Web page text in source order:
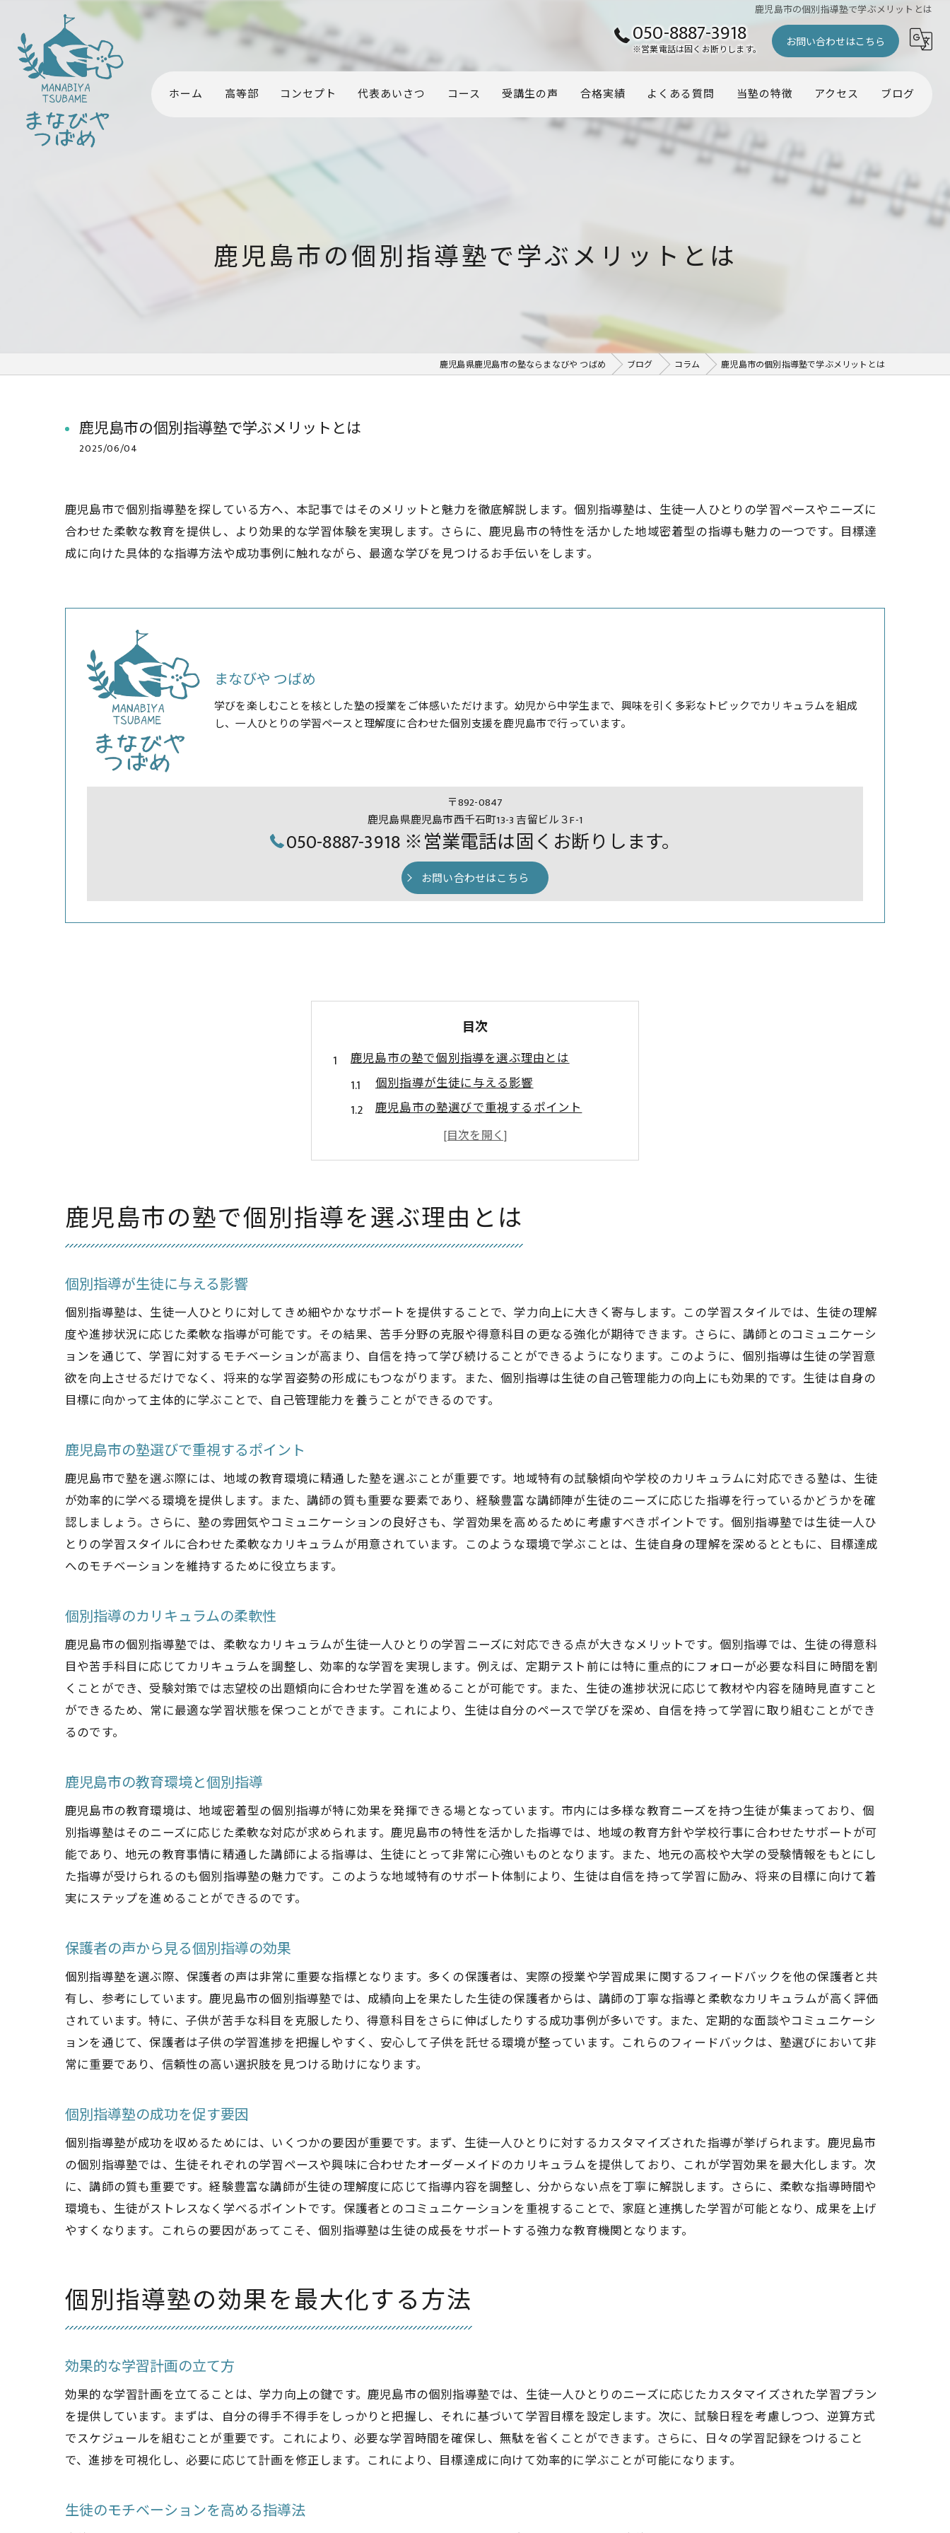
鹿児島市の個別指導塾で学ぶメリットとは
050-8887-3918
※営業電話は固くお断りします。 お問い合わせはこちら
ホーム 高等部 コンセプト 代表あいさつ コース 受講生の声 合格実績 よくある質問 当塾の特徴
幼児
小学生
アクセス ブログ
鹿児島市の個別指導塾で学ぶメリットとは
鹿児島県鹿児島市の塾ならまなびや つばめ ブログ コラム 鹿児島市の個別指導塾で学ぶメリットとは
鹿児島市の個別指導塾で学ぶメリットとは
2025/06/04
鹿児島市で個別指導塾を探している方へ、本記事ではそのメリットと魅力を徹底解説します。個別指導塾は、生徒一人ひとりの学習ペースやニーズに
合わせた柔軟な教育を提供し、より効果的な学習体験を実現します。さらに、鹿児島市の特性を活かした地域密着型の指導も魅力の一つです。目標達
成に向けた具体的な指導方法や成功事例に触れながら、最適な学びを見つけるお手伝いをします。
まなびや つばめ
学びを楽しむことを核とした塾の授業をご体感いただけます。幼児から中学生まで、興味を引く多彩なトピックでカリキュラムを組成
し、一人ひとりの学習ペースと理解度に合わせた個別支援を鹿児島市で行っています。
〒892-0847
鹿児島県鹿児島市西千石町13-3 吉留ビル３F-1
050-8887-3918 ※営業電話は固くお断りします。
お問い合わせはこちら
目次
鹿児島市の塾で個別指導を選ぶ理由とは
個別指導が生徒に与える影響
鹿児島市の塾選びで重視するポイント
個別指導のカリキュラムの柔軟性
鹿児島市の教育環境と個別指導
個別指導塾の成功を促す要因
個別指導塾の効果を最大化する方法
個別指導での目標設定の重要性
フィードバックの活用方法
鹿児島市の地域特性を活かした指導
保護者との連携による学習支援
鹿児島市の特色を活かした塾の魅力
地域イベントと連携した学習体験
地元文化を取り入れた授業
地域の教育資源との連携
鹿児島市の教育方針と個別指導
苦手分野克服のためのサポート
学習スタイルに合わせた指導
個別指導で育む自主学習能力
鹿児島市の教育トレンド
生徒中心の学びを促進する方法
コンテンツの質と充実度
講師の質が影響する個別指導
目標達成に繋がる個別指導の進め方
成功を支える家庭学習の工夫
講師と生徒の信頼関係の重要性
鹿児島市の特性を活かした成功事例
生徒の成長を見守るサポート体制
地域社会との連携の利点
地元情報を活かした学習サポート
コミュニティとの交流がもたらす効果
地域密着型塾が提供する安心感
個別指導による成績向上の実例
個別指導塾での成績管理の手法
鹿児島市の教育資源を活用した学力向上
鹿児島市の塾で個別指導を選ぶ理由とは
個別指導が生徒に与える影響
個別指導塾は、生徒一人ひとりに対してきめ細やかなサポートを提供することで、学力向上に大きく寄与します。この学習スタイルでは、生徒の理解
度や進捗状況に応じた柔軟な指導が可能です。その結果、苦手分野の克服や得意科目の更なる強化が期待できます。さらに、講師とのコミュニケーシ
ョンを通じて、学習に対するモチベーションが高まり、自信を持って学び続けることができるようになります。このように、個別指導は生徒の学習意
欲を向上させるだけでなく、将来的な学習姿勢の形成にもつながります。また、個別指導は生徒の自己管理能力の向上にも効果的です。生徒は自身の
目標に向かって主体的に学ぶことで、自己管理能力を養うことができるのです。
鹿児島市の塾選びで重視するポイント
鹿児島市で塾を選ぶ際には、地域の教育環境に精通した塾を選ぶことが重要です。地域特有の試験傾向や学校のカリキュラムに対応できる塾は、生徒
が効率的に学べる環境を提供します。また、講師の質も重要な要素であり、経験豊富な講師陣が生徒のニーズに応じた指導を行っているかどうかを確
認しましょう。さらに、塾の雰囲気やコミュニケーションの良好さも、学習効果を高めるために考慮すべきポイントです。個別指導塾では生徒一人ひ
とりの学習スタイルに合わせた柔軟なカリキュラムが用意されています。このような環境で学ぶことは、生徒自身の理解を深めるとともに、目標達成
へのモチベーションを維持するために役立ちます。
個別指導のカリキュラムの柔軟性
鹿児島市の個別指導塾では、柔軟なカリキュラムが生徒一人ひとりの学習ニーズに対応できる点が大きなメリットです。個別指導では、生徒の得意科
目や苦手科目に応じてカリキュラムを調整し、効率的な学習を実現します。例えば、定期テスト前には特に重点的にフォローが必要な科目に時間を割
くことができ、受験対策では志望校の出題傾向に合わせた学習を進めることが可能です。また、生徒の進捗状況に応じて教材や内容を随時見直すこと
ができるため、常に最適な学習状態を保つことができます。これにより、生徒は自分のペースで学びを深め、自信を持って学習に取り組むことができ
るのです。
鹿児島市の教育環境と個別指導
鹿児島市の教育環境は、地域密着型の個別指導が特に効果を発揮できる場となっています。市内には多様な教育ニーズを持つ生徒が集まっており、個
別指導塾はそのニーズに応じた柔軟な対応が求められます。鹿児島市の特性を活かした指導では、地域の教育方針や学校行事に合わせたサポートが可
能であり、地元の教育事情に精通した講師による指導は、生徒にとって非常に心強いものとなります。また、地元の高校や大学の受験情報をもとにし
た指導が受けられるのも個別指導塾の魅力です。このような地域特有のサポート体制により、生徒は自信を持って学習に励み、将来の目標に向けて着
実にステップを進めることができるのです。
保護者の声から見る個別指導の効果
個別指導塾を選ぶ際、保護者の声は非常に重要な指標となります。多くの保護者は、実際の授業や学習成果に関するフィードバックを他の保護者と共
有し、参考にしています。鹿児島市の個別指導塾では、成績向上を果たした生徒の保護者からは、講師の丁寧な指導と柔軟なカリキュラムが高く評価
されています。特に、子供が苦手な科目を克服したり、得意科目をさらに伸ばしたりする成功事例が多いです。また、定期的な面談やコミュニケーシ
ョンを通じて、保護者は子供の学習進捗を把握しやすく、安心して子供を託せる環境が整っています。これらのフィードバックは、塾選びにおいて非
常に重要であり、信頼性の高い選択肢を見つける助けになります。
個別指導塾の成功を促す要因
個別指導塾が成功を収めるためには、いくつかの要因が重要です。まず、生徒一人ひとりに対するカスタマイズされた指導が挙げられます。鹿児島市
の個別指導塾では、生徒それぞれの学習ペースや興味に合わせたオーダーメイドのカリキュラムを提供しており、これが学習効果を最大化します。次
に、講師の質も重要です。経験豊富な講師が生徒の理解度に応じて指導内容を調整し、分からない点を丁寧に解説します。さらに、柔軟な指導時間や
環境も、生徒がストレスなく学べるポイントです。保護者とのコミュニケーションを重視することで、家庭と連携した学習が可能となり、成果を上げ
やすくなります。これらの要因があってこそ、個別指導塾は生徒の成長をサポートする強力な教育機関となります。
個別指導塾の効果を最大化する方法
効果的な学習計画の立て方
効果的な学習計画を立てることは、学力向上の鍵です。鹿児島市の個別指導塾では、生徒一人ひとりのニーズに応じたカスタマイズされた学習プラン
を提供しています。まずは、自分の得手不得手をしっかりと把握し、それに基づいて学習目標を設定します。次に、試験日程を考慮しつつ、逆算方式
でスケジュールを組むことが重要です。これにより、必要な学習時間を確保し、無駄を省くことができます。さらに、日々の学習記録をつけること
で、進捗を可視化し、必要に応じて計画を修正します。これにより、目標達成に向けて効率的に学ぶことが可能になります。
生徒のモチベーションを高める指導法